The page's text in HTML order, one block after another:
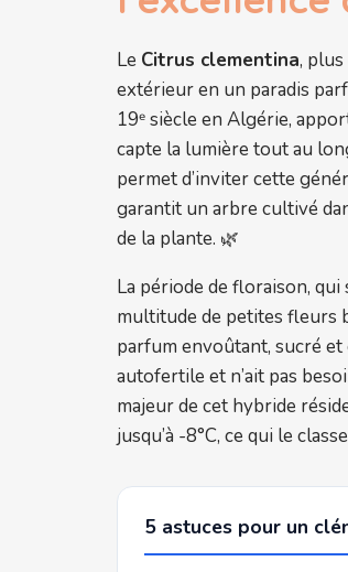
Le Citrus clementina,
extérieur en un paradis
19ᵉ siècle en Algérie,
capte la lumière tout au
permet d’inviter cette
garantit un arbre cultivé
de la plante. 🌿
La période de floraison, qui
multitude de petites fleurs
parfum envoûtant, sucré
autofertile et n’ait pas
majeur de cet hybride
jusqu’à -8°C, ce qui le
5 astuces pour un